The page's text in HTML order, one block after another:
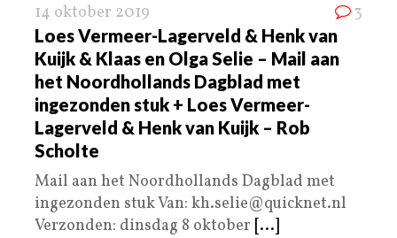
14 oktober 2019 3
Loes Vermeer-Lagerveld & Henk van
Kuijk & Klaas en Olga Selie – Mail aan
het Noordhollands Dagblad met
ingezonden stuk + Loes Vermeer-
Lagerveld & Henk van Kuijk – Rob
Scholte
Mail aan het Noordhollands Dagblad met
ingezonden stuk Van: kh.selie@quicknet.nl
Verzonden: dinsdag 8 oktober [...]